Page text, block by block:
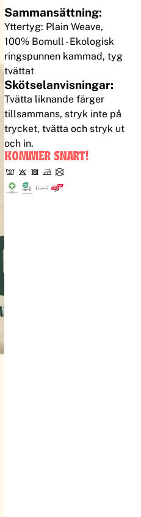
Sammansättning:
Yttertyg: Plain Weave,
100% Bomull - Ekologisk
ringspunnen kammad, tyg
tvättat
Skötselanvisningar:
Tvätta liknande färger
tillsammans, stryk inte på
trycket, tvätta och stryk ut
och in.
KOMMER SNART!